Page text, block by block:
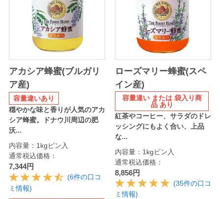
アカシア蜂蜜(ブルガリ
ア産)
容量違いあり
穏やかな味と香りが人気のアカ
シア蜂蜜。ドナウ川周辺の肥
沃...
内容量：1kgビン入
通常税込価格：
7,344円
(6件の口コ
ミ情報)
ローズマリー蜂蜜(スペ
イン産)
容量違い または 袋入り商
品 あり
紅茶やコーヒー、サラダのドレ
ッシングにもよく合い、上品
な...
内容量：1kgビン入
通常税込価格：
8,856円
(35件の口コ
ミ情報)